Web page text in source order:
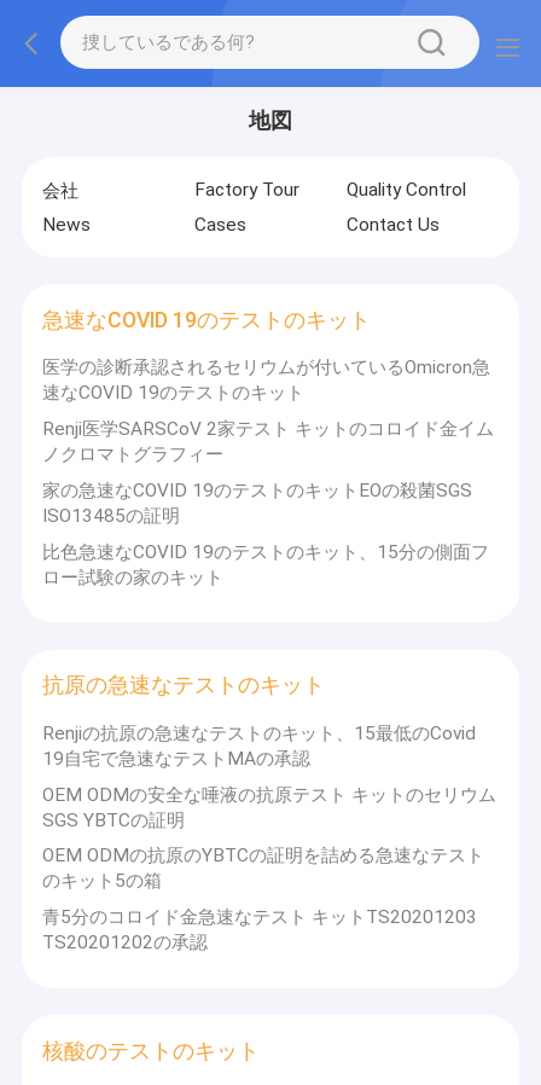
地図
会社 Factory Tour
Quality Control
News
Cases Contact Us
急速なCOVID 19のテストのキット
医学の診断承認されるセリウムが付いているOmicron急
速なCOVID 19のテストのキット
Renji医学SARSCoV 2家テスト キットのコロイド金イム
ノクロマトグラフィー
家の急速なCOVID 19のテストのキットEOの殺菌SGS
ISO13485の証明
比色急速なCOVID 19のテストのキット、15分の側面フ
ロー試験の家のキット
抗原の急速なテストのキット
Renjiの抗原の急速なテストのキット、15最低のCovid
19自宅で急速なテストMAの承認
OEM ODMの安全な唾液の抗原テスト キットのセリウム
SGS YBTCの証明
OEM ODMの抗原のYBTCの証明を詰める急速なテスト
のキット5の箱
青5分のコロイド金急速なテスト キットTS20201203
TS20201202の承認
核酸のテストのキット